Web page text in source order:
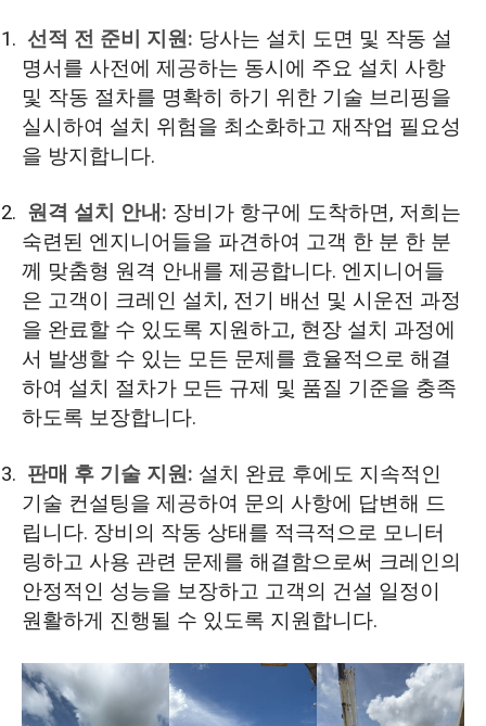
선적 전 준비 지원: 당사는 설치 도면 및 작동 설
명서를 사전에 제공하는 동시에 주요 설치 사항
및 작동 절차를 명확히 하기 위한 기술 브리핑을
실시하여 설치 위험을 최소화하고 재작업 필요성
을 방지합니다.
원격 설치 안내: 장비가 항구에 도착하면, 저희는
숙련된 엔지니어들을 파견하여 고객 한 분 한 분
께 맞춤형 원격 안내를 제공합니다. 엔지니어들
은 고객이 크레인 설치, 전기 배선 및 시운전 과정
을 완료할 수 있도록 지원하고, 현장 설치 과정에
서 발생할 수 있는 모든 문제를 효율적으로 해결
하여 설치 절차가 모든 규제 및 품질 기준을 충족
하도록 보장합니다.
판매 후 기술 지원: 설치 완료 후에도 지속적인
기술 컨설팅을 제공하여 문의 사항에 답변해 드
립니다. 장비의 작동 상태를 적극적으로 모니터
링하고 사용 관련 문제를 해결함으로써 크레인의
안정적인 성능을 보장하고 고객의 건설 일정이
원활하게 진행될 수 있도록 지원합니다.